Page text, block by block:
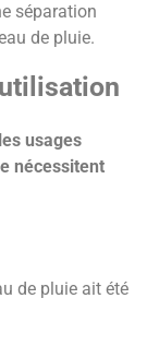
séparation
de pluie.
usages
nécessitent
de pluie ait été